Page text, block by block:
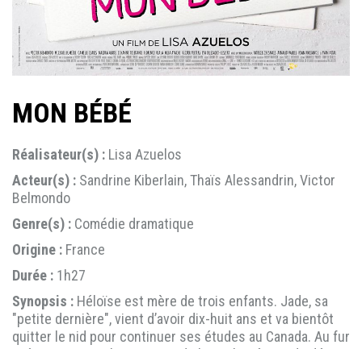
MON BÉBÉ
Réalisateur(s) : Lisa Azuelos
Acteur(s) : Sandrine Kiberlain, Thaïs Alessandrin, Victor
Belmondo
Genre(s) : Comédie dramatique
Origine : France
Durée : 1h27
Synopsis : Héloïse est mère de trois enfants. Jade, sa
"petite dernière", vient d’avoir dix-huit ans et va bientôt
quitter le nid pour continuer ses études au Canada. Au fur